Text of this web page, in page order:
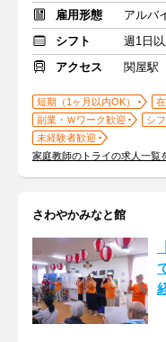
雇用形態
アルバ
シフト
週1日
アクセス
関屋駅
短期（1ヶ月以内OK）
副業・Ｗワーク歓迎
シ
未経験者歓迎
家庭教師のトライの求人一覧
さわやかみなと館